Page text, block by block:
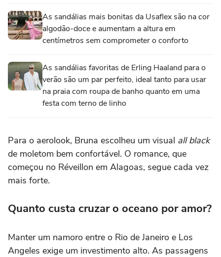
As sandálias mais bonitas da Usaflex são na cor
algodão-doce e aumentam a altura em
centímetros sem comprometer o conforto
As sandálias favoritas de Erling Haaland para o
verão são um par perfeito, ideal tanto para usar
na praia com roupa de banho quanto em uma
festa com terno de linho
Para o aerolook, Bruna escolheu um visual all black
de moletom bem confortável. O romance, que
começou no Réveillon em Alagoas, segue cada vez
mais forte.
Quanto custa cruzar o oceano por amor?
Manter um namoro entre o Rio de Janeiro e Los
Angeles exige um investimento alto. As passagens